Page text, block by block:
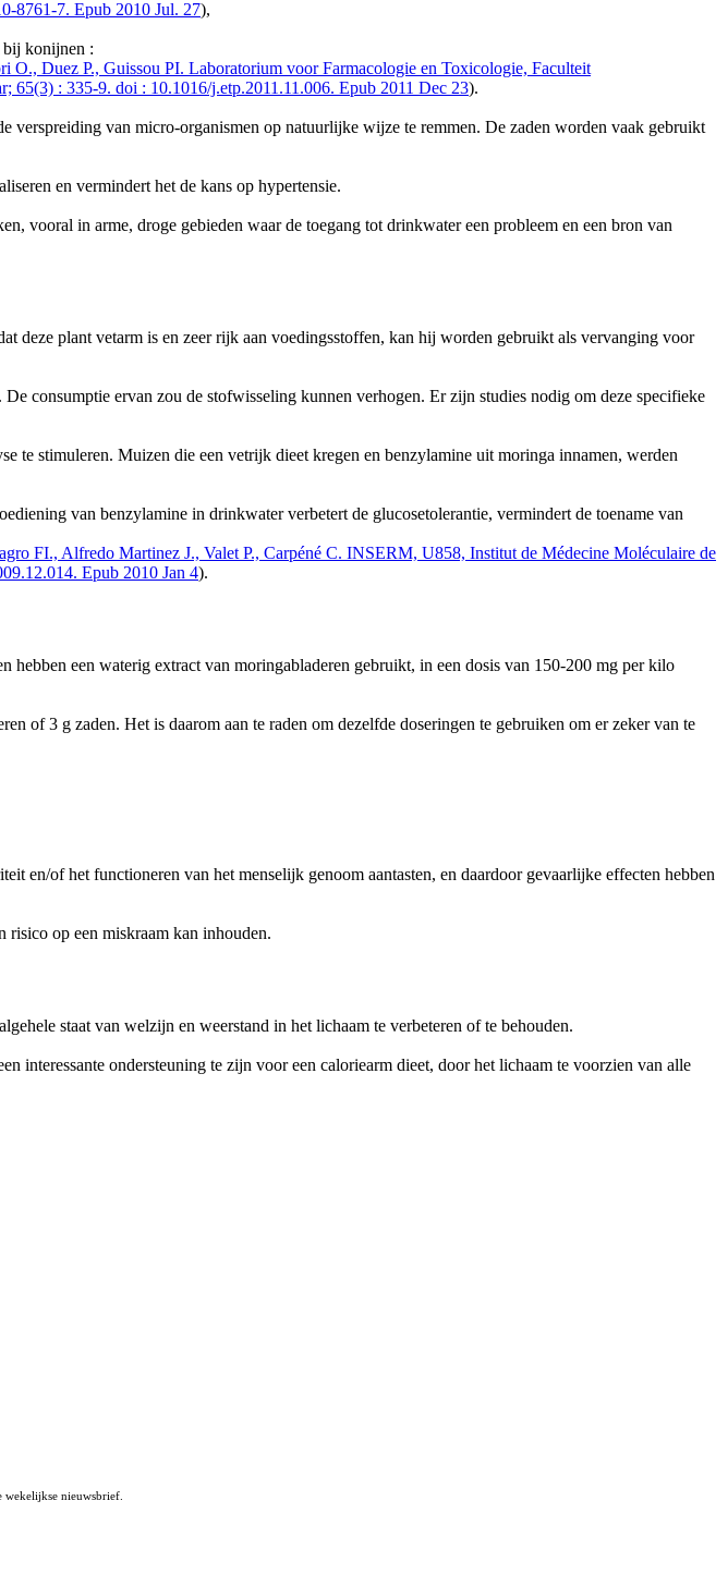
8761-7. Epub 2010 Jul. 27),
bij konijnen :
Duez P., Guissou PI. Laboratorium voor Farmacologie en Toxicologie, Faculteit
65(3) : 335-9. doi : 10.1016/j.etp.2011.11.006. Epub 2011 Dec 23).
verspreiding van micro-organismen op natuurlijke wijze te remmen. De zaden worden vaak gebruikt
en vermindert het de kans op hypertensie.
vooral in arme, droge gebieden waar de toegang tot drinkwater een probleem en een bron van
deze plant vetarm is en zeer rijk aan voedingsstoffen, kan hij worden gebruikt als vervanging voor
consumptie ervan zou de stofwisseling kunnen verhogen. Er zijn studies nodig om deze specifieke
te stimuleren. Muizen die een vetrijk dieet kregen en benzylamine uit moringa innamen, werden
van benzylamine in drinkwater verbetert de glucosetolerantie, vermindert de toename van
FI., Alfredo Martinez J., Valet P., Carpéné C. INSERM, U858, Institut de Médecine Moléculaire de
Epub 2010 Jan 4).
een waterig extract van moringabladeren gebruikt, in een dosis van 150-200 mg per kilo
of 3 g zaden. Het is daarom aan te raden om dezelfde doseringen te gebruiken om er zeker van te
en/of het functioneren van het menselijk genoom aantasten, en daardoor gevaarlijke effecten hebben
op een miskraam kan inhouden.
staat van welzijn en weerstand in het lichaam te verbeteren of te behouden.
interessante ondersteuning te zijn voor een caloriearm dieet, door het lichaam te voorzien van alle
wekelijkse nieuwsbrief.